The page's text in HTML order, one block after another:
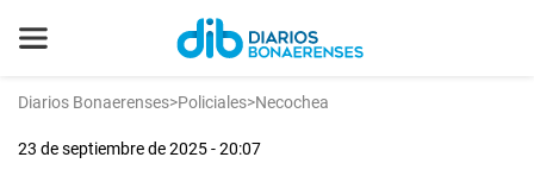
Diarios Bonaerenses>Policiales>Necochea
23 de septiembre de 2025 - 20:07